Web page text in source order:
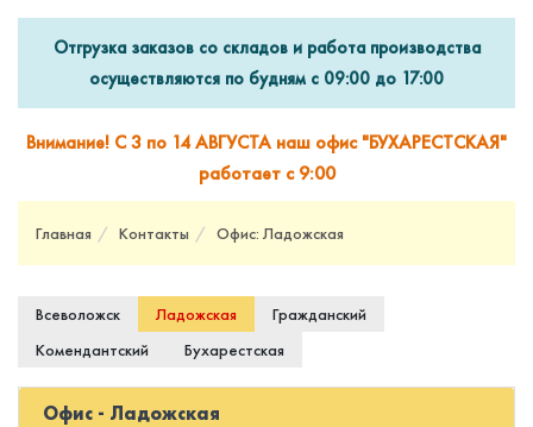
Отгрузка заказов со складов и работа производства
осуществляются по будням с 09:00 до 17:00
Внимание! С 3 по 14 АВГУСТА наш офис "БУХАРЕСТСКАЯ"
работает с 9:00
Главная Контакты Офис: Ладожская
Всеволожск Ладожская
Гражданский
Комендантский
Бухарестская
Офис - Ладожская